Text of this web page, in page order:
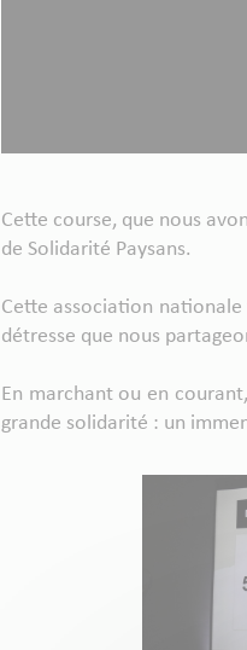
Cette course, que nous
de Solidarité Paysans.
Cette association
détresse que nous
En marchant ou en
grande solidarité : un